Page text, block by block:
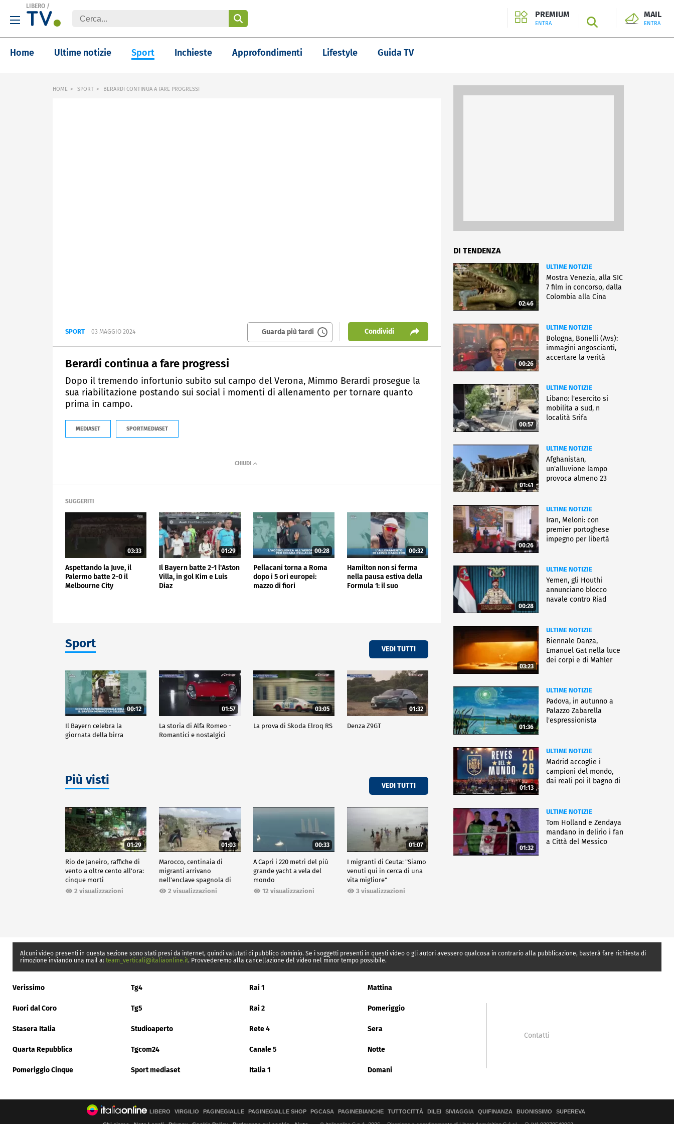
LIBERO /
PREMIUM
ENTRA SEARCH
MAIL
ENTRA
Home Ultime notizie Sport Inchieste Approfondimenti Lifestyle Guida TV
HOME SPORT BERARDI CONTINUA A FARE PROGRESSI
SPORT 03 MAGGIO 2024 Guarda più tardi Condividi
Berardi continua a fare progressi
Dopo il tremendo infortunio subito sul campo del Verona, Mimmo Berardi prosegue la
sua riabilitazione postando sui social i momenti di allenamento per tornare quanto
prima in campo.
MEDIASET SPORTMEDIASET
SUGGERITI
03:33
Aspettando la Juve, il
Palermo batte 2-0 il
Melbourne City
01:29
Il Bayern batte 2-1 l'Aston
Villa, in gol Kim e Luis
Diaz
00:28
Pellacani torna a Roma
dopo i 5 ori europei:
mazzo di fiori
00:32
Hamilton non si ferma
nella pausa estiva della
Formula 1: il suo
Sport VEDI TUTTI
00:12
Il Bayern celebra la
giornata della birra
01:57
La storia di Alfa Romeo -
Romantici e nostalgici
03:05
La prova di Skoda Elroq RS
01:32
Denza Z9GT
Più visti VEDI TUTTI
01:29
Rio de Janeiro, raffiche di
vento a oltre cento all'ora:
cinque morti
2 visualizzazioni
01:03
Marocco, centinaia di
migranti arrivano
nell'enclave spagnola di
Ceuta2 visualizzazioni
00:33
A Capri i 220 metri del più
grande yacht a vela del
mondo
12 visualizzazioni
01:07
I migranti di Ceuta: "Siamo
venuti qui in cerca di una
vita migliore"
3 visualizzazioni
DI TENDENZA
02:46
ULTIME NOTIZIE
Mostra Venezia, alla SIC
7 film in concorso, dalla
Colombia alla Cina
00:26
ULTIME NOTIZIE
Bologna, Bonelli (Avs):
immagini angoscianti,
accertare la verità
00:57
ULTIME NOTIZIE
Libano: l'esercito si
mobilita a sud, n
località Srifa
01:41
ULTIME NOTIZIE
Afghanistan,
un'alluvione lampo
provoca almeno 23
00:26
ULTIME NOTIZIE
Iran, Meloni: con
premier portoghese
impegno per libertà
00:28
ULTIME NOTIZIE
Yemen, gli Houthi
annunciano blocco
navale contro Riad
03:23
ULTIME NOTIZIE
Biennale Danza,
Emanuel Gat nella luce
dei corpi e di Mahler
01:36
ULTIME NOTIZIE
Padova, in autunno a
Palazzo Zabarella
l'espressionista
01:13
ULTIME NOTIZIE
Madrid accoglie i
campioni del mondo,
dai reali poi il bagno di
01:32
ULTIME NOTIZIE
Tom Holland e Zendaya
mandano in delirio i fan
a Città del Messico
Alcuni video presenti in questa sezione sono stati presi da internet, quindi valutati di pubblico dominio. Se i soggetti presenti in questi video o gli autori avessero qualcosa in contrario alla pubblicazione, basterà fare richiesta di
rimozione inviando una mail a: team_verticali@italiaonline.it. Provvederemo alla cancellazione del video nel minor tempo possibile.
Verissimo Tg4 Rai 1 Mattina
Fuori dal Coro Tg5 Rai 2 Pomeriggio
Stasera Italia Studioaperto Rete 4 Sera
Quarta Repubblica Tgcom24 Canale 5 Notte
Pomeriggio Cinque Sport mediaset Italia 1 Domani
Contatti
LIBERO VIRGILIO PAGINEGIALLE PAGINEGIALLE SHOP PGCASA PAGINEBIANCHE TUTTOCITTÀ DILEI SIVIAGGIA QUIFINANZA BUONISSIMO SUPEREVA